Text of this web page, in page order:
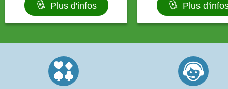
Plus d'infos Plus